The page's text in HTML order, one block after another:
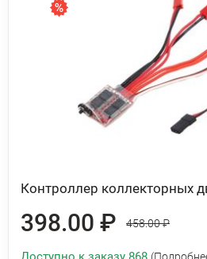
Контроллер коллекторных
398.00 ₽ 458.00 ₽